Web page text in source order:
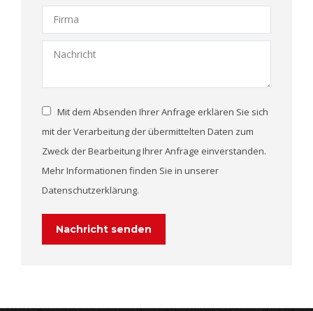
Firma
Nachricht
Mit dem Absenden Ihrer Anfrage erklären Sie sich
mit der Verarbeitung der übermittelten Daten zum
Zweck der Bearbeitung Ihrer Anfrage einverstanden.
Mehr Informationen finden Sie in unserer
Datenschutzerklärung.
Nachricht senden